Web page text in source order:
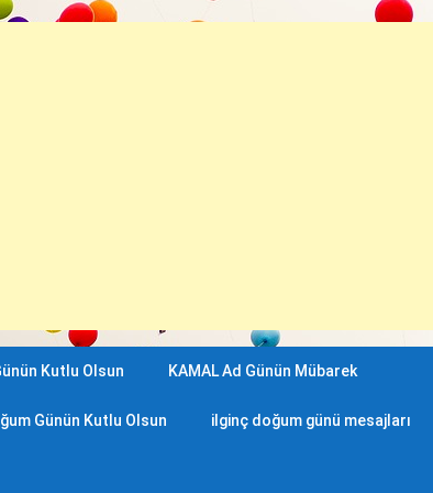
Kutlu Olsun KAMAL Ad Günün Mübarek
Günün Kutlu Olsun ilginç doğum günü mesajları